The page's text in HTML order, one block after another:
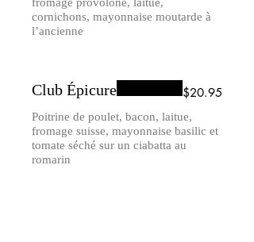
cornichons, mayonnaise moutarde à
Club Épicure
Poitrine de poulet, bacon, laitue,
fromage suisse, mayonnaise basilic et
tomate séché sur un ciabatta au
$20.95